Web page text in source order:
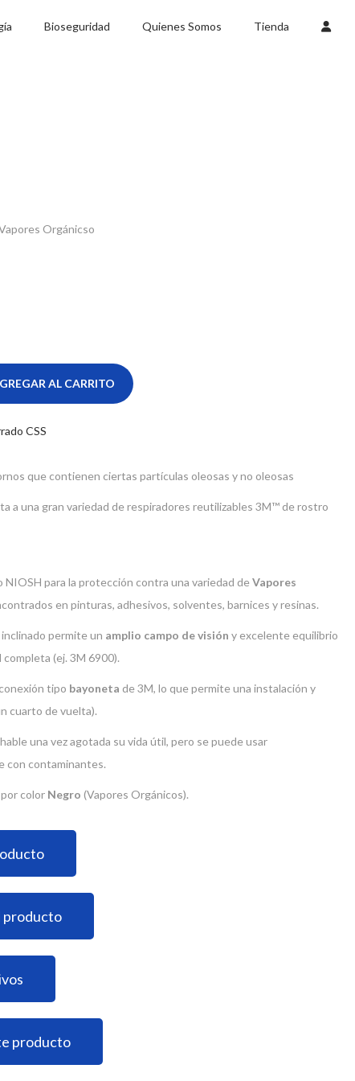
Bioseguridad Quienes Somos Tienda
Orgánicso
AL CARRITO
CSS
que contienen ciertas partículas oleosas y no oleosas
a una gran variedad de respiradores reutilizables 3M™ de rostro
NIOSH para la protección contra una variedad deVapores
en pinturas, adhesivos, solventes, barnices y resinas.
permite un amplio campo de visión y excelente equilibrio
completa (ej. 3M 6900).
tipo bayoneta de 3M, lo que permite una instalación y
cuarto de vuelta).
una vez agotada su vida útil, pero se puede usar
con contaminantes.
color Negro (Vapores Orgánicos).
producto
producto